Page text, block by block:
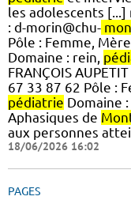
les adolescents [...]
: d-morin@chu-
Pôle : Femme,
Domaine : rein,
FRANÇOIS
67 33 87 62 Pôle :
pédiatrie Domaine :
Aphasiques de
aux personnes
18/06/2026 16:02
PAGES